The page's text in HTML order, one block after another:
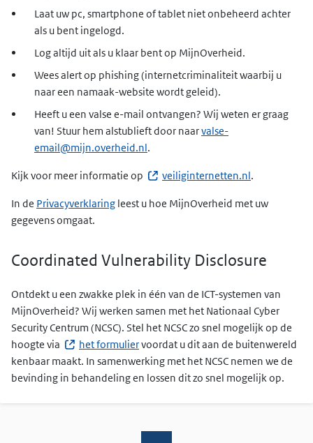
Laat uw pc, smartphone of tablet niet onbeheerd achter
als u bent ingelogd.
Log altijd uit als u klaar bent op MijnOverheid.
Wees alert op phishing (internetcriminaliteit waarbij u
naar een namaak-website wordt geleid).
Heeft u een valse e-mail ontvangen? Wij weten er graag
van! Stuur hem alstublieft door naarvalse-
email@mijn.overheid.nl.
Kijk voor meer informatie op veiliginternetten.nl.
In de Privacyverklaring leest u hoe MijnOverheid met uw
gegevens omgaat.
Coordinated Vulnerability Disclosure
Ontdekt u een zwakke plek in één van de ICT-systemen van
MijnOverheid? Wij werken samen met het Nationaal Cyber
Security Centrum (NCSC). Stel het NCSC zo snel mogelijk op de
hoogte via
het formuliervoordat u dit aan de buitenwereld
kenbaar maakt. In samenwerking met het NCSC nemen we de
bevinding in behandeling en lossen dit zo snel mogelijk op.